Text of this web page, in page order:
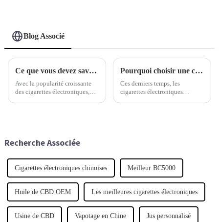
Blog Associé
Ce que vous devez savoir sur les cigarettes électroniques : un guide complet pour les acheteurs du monde entier
Avec la popularité croissante
des cigarettes électroniques,
Pourquoi choisir une cigarette électronique jetable peut transformer votre expérience de vapotage
Ces derniers temps, les
cigarettes électroniques
Recherche Associée
Cigarettes électroniques chinoises Meilleur BC5000
Huile de CBD OEM Les meilleures cigarettes électroniques
Usine de CBD Vapotage en Chine Jus personnalisé